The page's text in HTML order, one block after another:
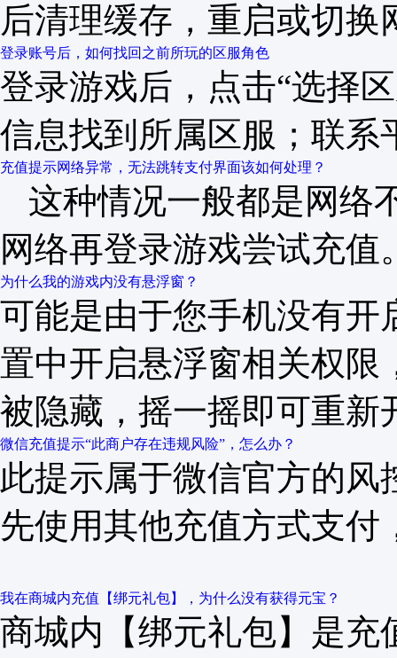
后清理缓存，重启或切
登录账号后，如何找回之前所玩的区服角色
登录游戏后，点击“选择
信息找到所属区服；联系
充值提示网络异常，无法跳转支付界面该如何处理？
这种情况一般都是网络
网络再登录游戏尝试充值
为什么我的游戏内没有悬浮窗？
可能是由于您手机没有开
置中开启悬浮窗相关权限
被隐藏，摇一摇即可重新
微信充值提示“此商户存在违规风险”，怎么办？
此提示属于微信官方的
先使用其他充值方式支
我在商城内充值【绑元礼包】，为什么没有获得元宝？
商城内【绑元礼包】是充